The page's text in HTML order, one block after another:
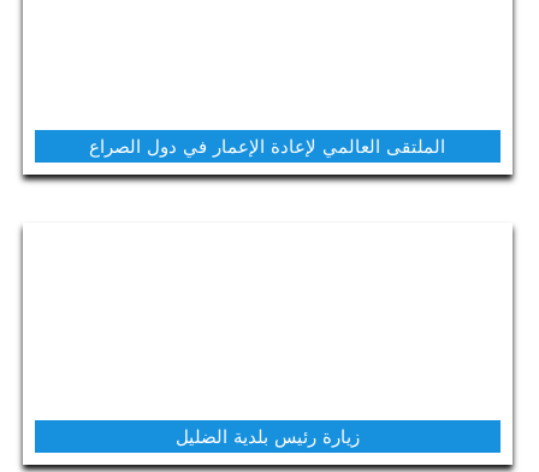
الملتقى العالمي لإعادة الإعمار في دول الصراع
زيارة رئيس بلدية الضليل